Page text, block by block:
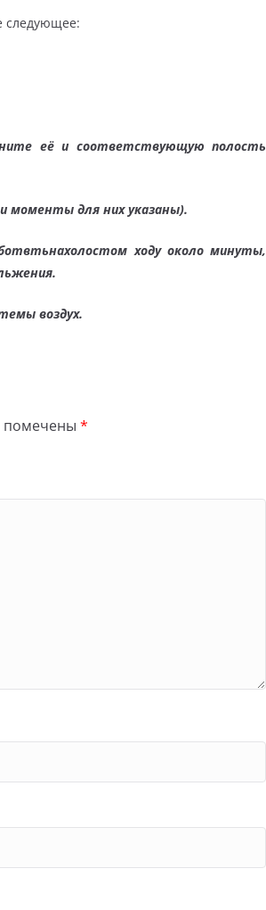
следующее:
её и соответствующую полость
моменты для них указаны).
ходу около минуты,
воздух.
помечены *